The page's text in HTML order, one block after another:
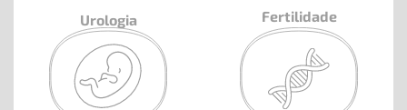
Urologia Fertilidade